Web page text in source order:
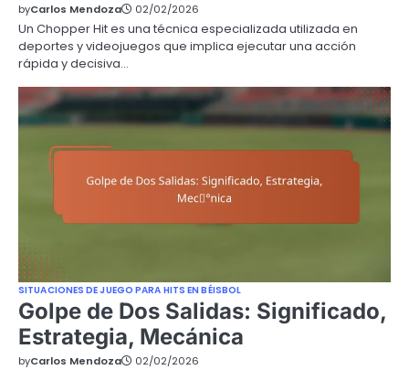
byCarlos Mendoza 02/02/2026
Un Chopper Hit es una técnica especializada utilizada en
deportes y videojuegos que implica ejecutar una acción
rápida y decisiva…
SITUACIONES DE JUEGO PARA HITS EN BÉISBOL
Golpe de Dos Salidas: Significado,
Estrategia, Mecánica
byCarlos Mendoza 02/02/2026